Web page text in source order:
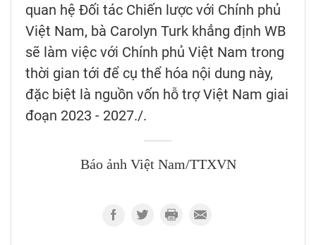
quan hệ Đối tác Chiến lược với Chính phủ
Việt Nam, bà Carolyn Turk khẳng định WB
sẽ làm việc với Chính phủ Việt Nam trong
thời gian tới để cụ thể hóa nội dung này,
đặc biệt là nguồn vốn hỗ trợ Việt Nam giai
đoạn 2023 - 2027./.
Báo ảnh Việt Nam/TTXVN